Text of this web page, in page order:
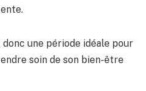
donc une période idéale pour
soin de son bien-être